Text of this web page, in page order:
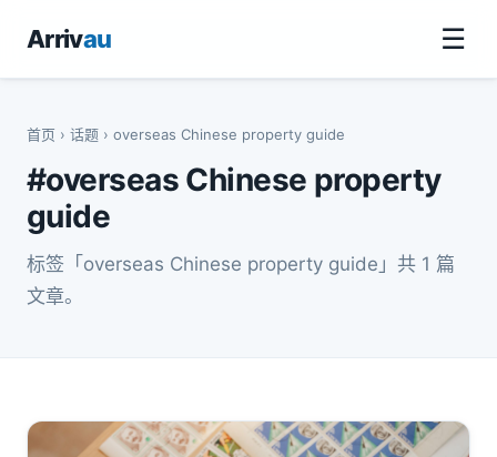
Arrivau ☰
首页 › 话题 › overseas Chinese property guide
#overseas Chinese property
guide
标签「overseas Chinese property guide」共 1 篇
文章。